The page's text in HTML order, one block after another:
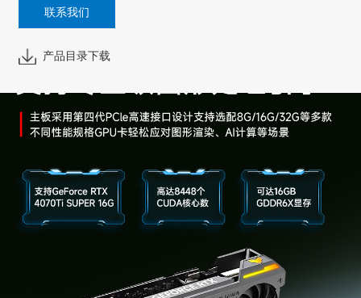
联系我们
产品目录下载